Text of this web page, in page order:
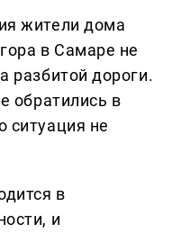
жители дома
в Самаре не
разбитой дороги.
обратились в
ситуация не
в
и